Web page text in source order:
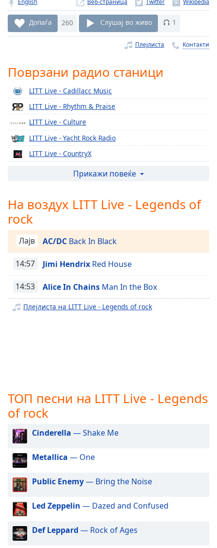
behind
liveLIVE
Remaining
Time-
Playback
Chapters
Chapters
Descriptions
descriptions
Subtitles
subtitles
settings,
opens
subtitles
settings
dialog
subtitles
off,
selected
modal
window.
dialog
window.
Escape
cancel
and
close
English Веб-страница
Допаѓа 260 Слушај во живо 1
Плејлиста Контакти
Поврзани радио станици
LITT Live - Cadillacc Music
LITT Live - Rhythm & Praise
LITT Live - Culture
LITT Live - Yacht Rock Radio
LITT Live - CountryX
LITT Live - The Ranch
LITT Live - 90's
LITT Live - 80's
LITT Live - 70's
LITT Live - 60's
LITT Live - Disco Fever
LITT Live - Jardín Sounds
LITT Live - Latin X
LITT Live - Native Rhymes ®
LITT Live - The City
LITT Live - Island City
LITT Live - Imperio
LITT Live - Pop X
Прикажи повеќе
На воздух LITT Live - Legends of
rock
Лајв AC/DC Back In Black
14:57 Jimi Hendrix Red House
14:53 Alice In Chains Man In the Box
Плејлиста на LITT Live - Legends of rock
ТОП песни на LITT Live - Legends
of rock
Cinderella — Shake Me
Metallica — One
Public Enemy— Bring the Noise
Led Zeppelin — Dazed and Confused
Def Leppard — Rock of Ages